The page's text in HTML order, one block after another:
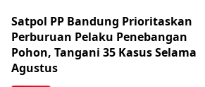
Satpol PP Bandung Prioritaskan
Perburuan Pelaku Penebangan
Pohon, Tangani 35 Kasus Selama
Agustus